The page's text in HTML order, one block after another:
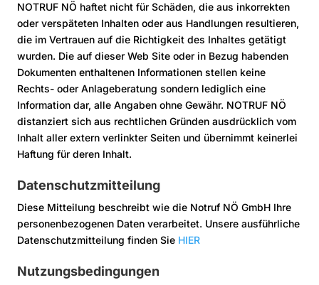
NOTRUF NÖ haftet nicht für Schäden, die aus inkorrekten
oder verspäteten Inhalten oder aus Handlungen resultieren,
die im Vertrauen auf die Richtigkeit des Inhaltes getätigt
wurden. Die auf dieser Web Site oder in Bezug habenden
Dokumenten enthaltenen Informationen stellen keine
Rechts- oder Anlageberatung sondern lediglich eine
Information dar, alle Angaben ohne Gewähr. NOTRUF NÖ
distanziert sich aus rechtlichen Gründen ausdrücklich vom
Inhalt aller extern verlinkter Seiten und übernimmt keinerlei
Haftung für deren Inhalt.
Datenschutzmitteilung
Diese Mitteilung beschreibt wie die Notruf NÖ GmbH Ihre
personenbezogenen Daten verarbeitet. Unsere ausführliche
Datenschutzmitteilung finden Sie HIER
Nutzungsbedingungen